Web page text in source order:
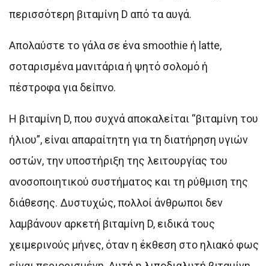
περισσότερη βιταμίνη D από τα αυγά.
Απολαύστε το γάλα σε ένα smoothie ή latte,
σοταρισμένα μανιτάρια ή ψητό σολομό ή
πέστροφα για δείπνο.
Η βιταμίνη D, που συχνά αποκαλείται “βιταμίνη του
ήλιου”, είναι απαραίτητη για τη διατήρηση υγιών
οστών, την υποστήριξη της λειτουργίας του
ανοσοποιητικού συστήματος και τη ρύθμιση της
διάθεσης. Δυστυχώς, πολλοί άνθρωποι δεν
λαμβάνουν αρκετή βιταμίνη D, ειδικά τους
χειμερινούς μήνες, όταν η έκθεση στο ηλιακό φως